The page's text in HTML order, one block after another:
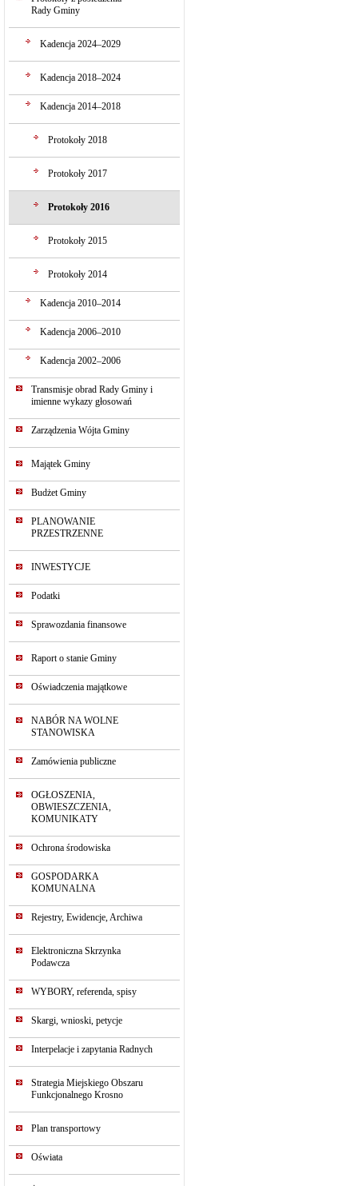
Rady Gminy
Kadencja 2024–2029
Kadencja 2018–2024
Kadencja 2014–2018
Protokoły 2018
Protokoły 2017
Protokoły 2016
Protokoły 2015
Protokoły 2014
Kadencja 2010–2014
Kadencja 2006–2010
Kadencja 2002–2006
Transmisje obrad Rady Gminy i
imienne wykazy głosowań
Zarządzenia Wójta Gminy
Majątek Gminy
Budżet Gminy
PLANOWANIE
PRZESTRZENNE
INWESTYCJE
Podatki
Sprawozdania finansowe
Raport o stanie Gminy
Oświadczenia majątkowe
NABÓR NA WOLNE
STANOWISKA
Zamówienia publiczne
OGŁOSZENIA,
OBWIESZCZENIA,
KOMUNIKATY
Ochrona środowiska
GOSPODARKA
KOMUNALNA
Rejestry, Ewidencje, Archiwa
Elektroniczna Skrzynka
Podawcza
WYBORY, referenda, spisy
Skargi, wnioski, petycje
Interpelacje i zapytania Radnych
Strategia Miejskiego Obszaru
Funkcjonalnego Krosno
Plan transportowy
Oświata